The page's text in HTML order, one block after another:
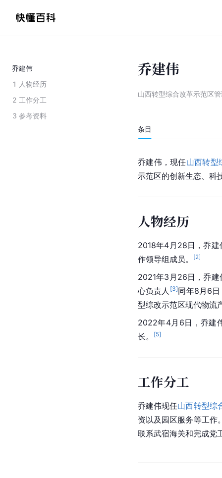
乔建伟
1 人物经历
2 工作分工
3 参考资料
乔建伟
山西转型综合改革示范区
条目
乔建伟，现任山西转型
示范区的创新生态、科
人物经历
2018年4月28日，乔建
作领导组成员。
[2]
2021年3月26日，乔建
心负责人 [3]同年8月6日
型综改示范区现代物流
2022年4月6日，乔建
长。
[5]
工作分工
乔建伟现任山西转型综
资以及园区服务等工作
联系武宿海关和完成党